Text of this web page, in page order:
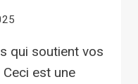
qui soutient vos
est une